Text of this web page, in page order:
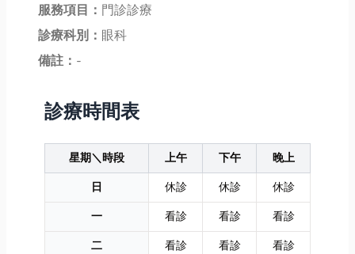
服務項目： 門診診療
診療科別： 眼科
備註： -
診療時間表
星期＼時段 上午 下午
晚上
日
休診 休診
休診
一
看診 看診
看診
二
看診 看診
看診